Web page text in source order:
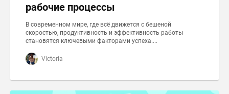
рабочие процессы
В современном мире, где всё движется с бешеной
скоростью, продуктивность и эффективность работы
становятся ключевыми факторами успеха....
Victoria